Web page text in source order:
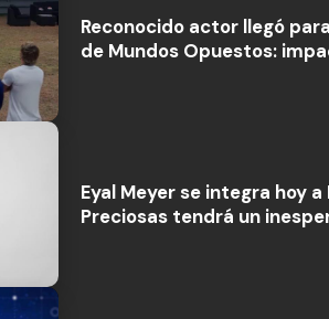
Reconocido actor llegó
de Mundos Opuestos:
Eyal Meyer se integra hoy
Preciosas tendrá un